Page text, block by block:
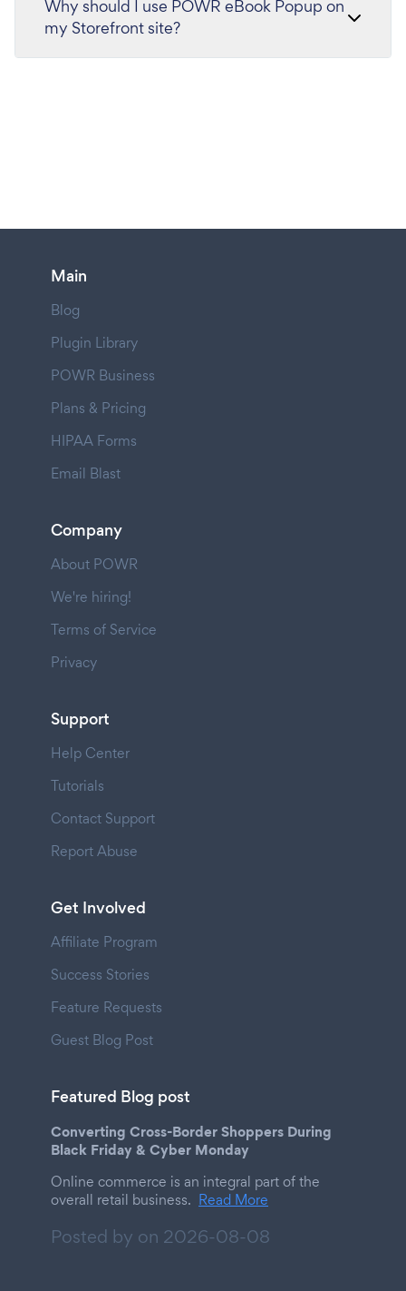
Why should I use POWR eBook Popup on
my Storefront site?
Main
Blog
Plugin Library
POWR Business
Plans & Pricing
HIPAA Forms
Email Blast
Company
About POWR
We're hiring!
Terms of Service
Privacy
Support
Help Center
Tutorials
Contact Support
Report Abuse
Get Involved
Affiliate Program
Success Stories
Feature Requests
Guest Blog Post
Featured Blog post
Converting Cross-Border Shoppers During
Black Friday & Cyber Monday
Online commerce is an integral part of the
overall retail business. Read More
Posted by on 2026-08-08